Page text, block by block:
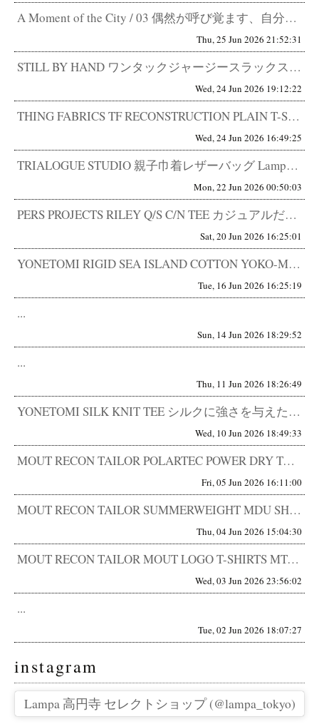
A Moment of the City / 03 偶然が呼び覚ます、自分のBPM 都内在住 53歳 町中華ならぬ町セレ...
Thu, 25 Jun 2026 21:52:31
STILL BY HAND ワンタックジャージースラックス CS06261 快適なパンツは増えた。 最近は本当に快適なパ...
Wed, 24 Jun 2026 19:12:22
THING FABRICS TF RECONSTRUCTION PLAIN T-SHIRT 高機能生地の概念を変える一枚...
Wed, 24 Jun 2026 16:49:25
TRIALOGUE STUDIO 親子巾着レザーバッグ Lampa別注 ほぼ自分のため。巾着を、ここまで本気で作る。 正...
Mon, 22 Jun 2026 00:50:03
PERS PROJECTS RILEY Q/S C/N TEE カジュアルだけど、品がある。 都市型ベースボールTEE。...
Sat, 20 Jun 2026 16:25:01
YONETOMI RIGID SEA ISLAND COTTON YOKO-MARUDO KNIT TEE 世界最高品質...
Tue, 16 Jun 2026 16:25:19
...
Sun, 14 Jun 2026 18:29:52
...
Thu, 11 Jun 2026 18:26:49
YONETOMI SILK KNIT TEE シルクに強さを与えた。 触った瞬間に、仕入れを決めた。 正直、こういうシル...
Wed, 10 Jun 2026 18:49:33
MOUT RECON TAILOR POLARTEC POWER DRY TACTICAL T-SHIRTS MT-19...
Fri, 05 Jun 2026 16:11:00
MOUT RECON TAILOR SUMMERWEIGHT MDU SHORTS MT-1906 違和感は、やがて基準...
Thu, 04 Jun 2026 15:04:30
MOUT RECON TAILOR MOUT LOGO T-SHIRTS MT-1910 機能の先に、都市がある。 昔は...
Wed, 03 Jun 2026 23:56:02
...
Tue, 02 Jun 2026 18:07:27
instagram
Lampa 高円寺 セレクトショップ (@lampa_tokyo)